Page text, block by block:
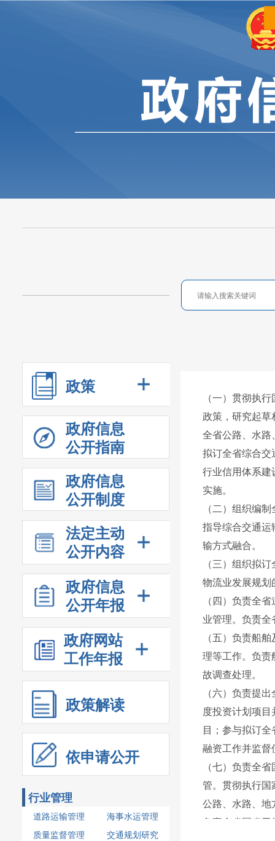
政策
政府信息
公开指南
政府信息
公开制度
法定主动
公开内容
政府信息
公开年报
政府网站
工作年报
政策解读
依申请公开
行业管理
道路运输管理
海事水运管理
质量监督管理
交通规划研究
（一）贯彻执
政策，研究起
全省公路、水
拟订全省综合
行业信用体系
实施。
（二）组织编
指导综合交通
输方式融合。
（三）组织拟
物流业发展规
（四）负责全
业管理。负责
（五）负责船
理等工作。负
故调查处理
（六）负责提
度投资计划项
目；参与拟订
融资工作并监督
（七）负责全
管。贯彻执行
公路、水路、
负责全省国省